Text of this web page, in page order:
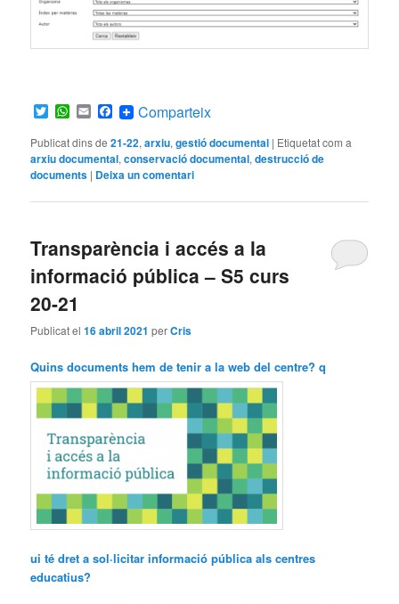
TwitterWhatsApp
EmailFacebook
Comparteix
Publicat dins de 21-22,arxiu,gestió documental | Etiquetat com a
arxiu documental,conservació documental,destrucció de
documents | Deixa un comentari
Transparència i accés a la
informació pública – S5 curs
20-21
Publicat el16 abril 2021 perCris
Quins documents hem de tenir a la web del centre? q
ui té dret a sol·licitarinformació pública als centres
educatius?